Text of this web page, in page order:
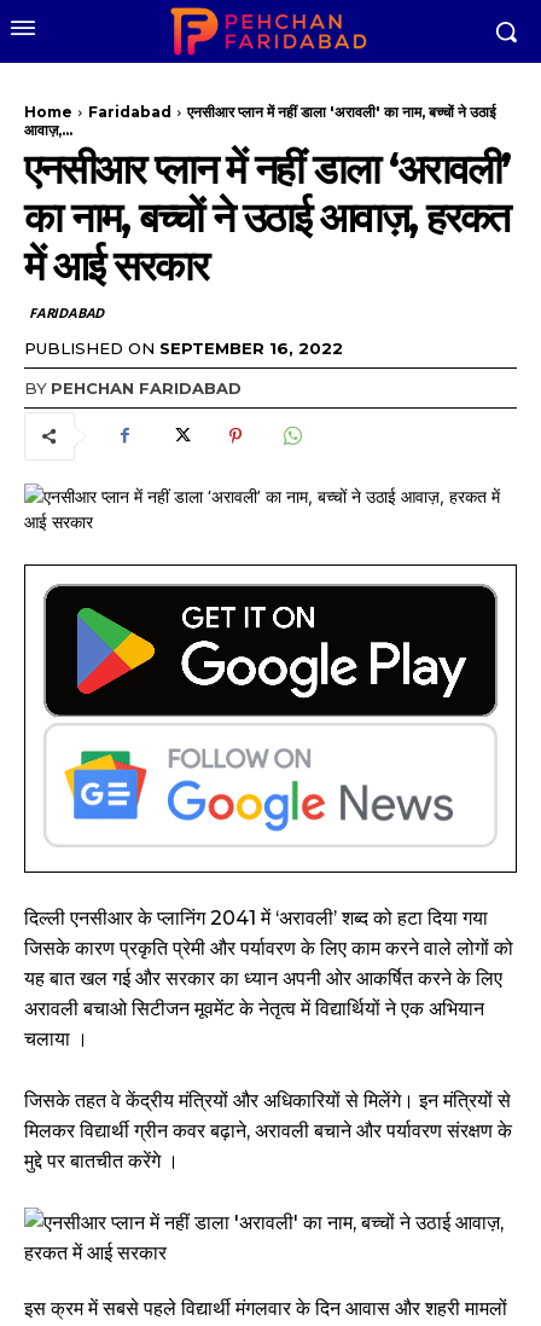
Home Faridabad
एनसीआर प्लान में नहीं डाला 'अरावली' का नाम, बच्चों ने उठाई
आवाज़,...
एनसीआर प्लान में नहीं डाला ‘अरावली’
का नाम, बच्चों ने उठाई आवाज़, हरकत
में आई सरकार
FARIDABAD
PUBLISHED ON SEPTEMBER 16, 2022
BY PEHCHAN FARIDABAD
दिल्ली एनसीआर के प्लानिंग 2041 में ‘अरावली’ शब्द को हटा दिया गया
जिसके कारण प्रकृति प्रेमी और पर्यावरण के लिए काम करने वाले लोगों को
यह बात खल गई और सरकार का ध्यान अपनी ओर आकर्षित करने के लिए
अरावली बचाओ सिटीजन मूवमेंट के नेतृत्व में विद्यार्थियों ने एक अभियान
चलाया ।
जिसके तहत वे केंद्रीय मंत्रियों और अधिकारियों से मिलेंगे। इन मंत्रियों से
मिलकर विद्यार्थी ग्रीन कवर बढ़ाने, अरावली बचाने और पर्यावरण संरक्षण के
मुद्दे पर बातचीत करेंगे ।
इस क्रम में सबसे पहले विद्यार्थी मंगलवार के दिन आवास और शहरी मामलों